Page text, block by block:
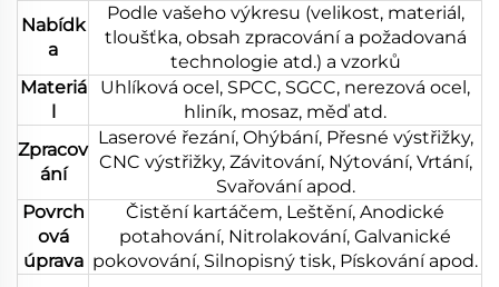
Nabídk
a
Podle vašeho výkresu (velikost, materiál,
tloušťka, obsah zpracování a požadovaná
technologie atd.) a vzorků
Materiá
l
Uhlíková ocel, SPCC, SGCC, nerezová ocel,
hliník, mosaz, měď atd.
Zpracov
ání
Laserové řezání, Ohýbání, Přesné výstřižky,
CNC výstřižky, Závitování, Nýtování, Vrtání,
Svařování apod.
Povrch
ová
úprava
Čistění kartáčem, Leštění, Anodické
potahování, Nitrolakování, Galvanické
pokovování, Silnopisný tisk, Pískování apod.